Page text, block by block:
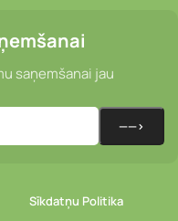
saņemšanai jau
Sīkdatņu Politika